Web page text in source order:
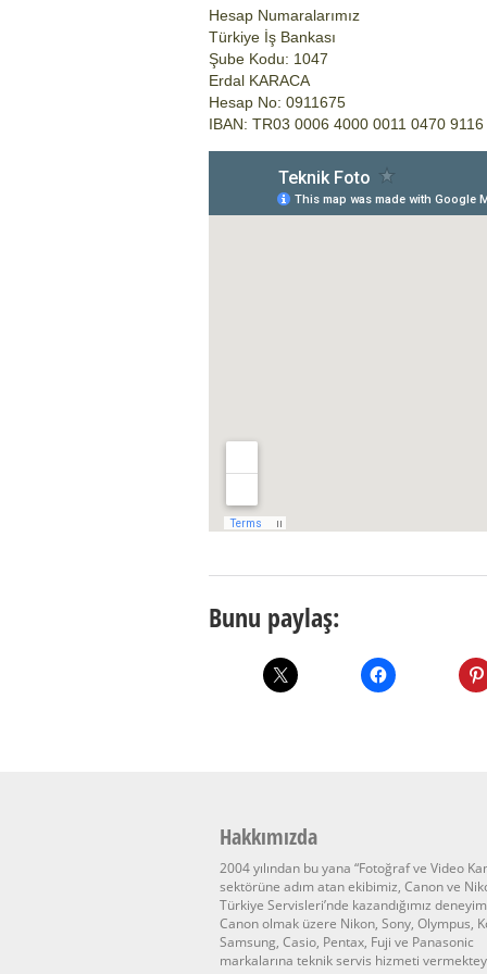
Hesap Numaralarımız
Türkiye İş Bankası
Şube Kodu: 1047
Erdal KARACA
Hesap No: 0911675
IBAN: TR03 0006 4000 0011 0470
Bunu paylaş:
Hakkımızda
2004 yılından bu yana “Fotoğraf ve Video
sektörüne adım atan ekibimiz, Canon ve
Türkiye Servisleri’nde kazandığımız
Canon olmak üzere Nikon, Sony, Olympus,
Samsung, Casio, Pentax, Fuji ve Panasonic
markalarına teknik servis hizmeti